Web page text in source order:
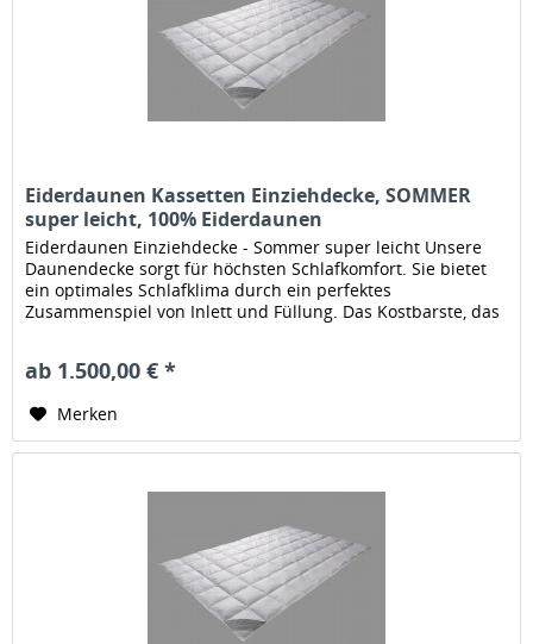
Eiderdaunen Kassetten Einziehdecke, SOMMER
super leicht, 100% Eiderdaunen
Eiderdaunen Einziehdecke - Sommer super leicht Unsere
Daunendecke sorgt für höchsten Schlafkomfort. Sie bietet
ein optimales Schlafklima durch ein perfektes
Zusammenspiel von Inlett und Füllung. Das Kostbarste, das
ab 1.500,00 € *
Merken